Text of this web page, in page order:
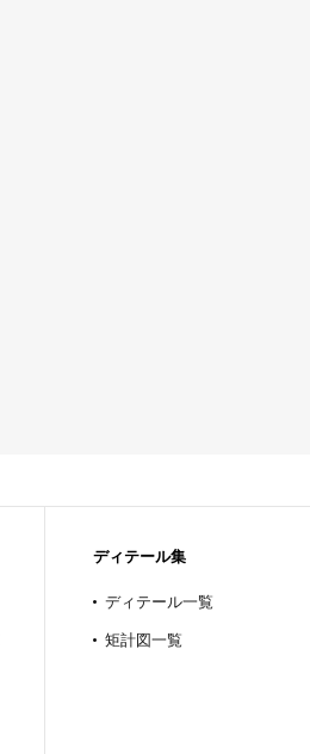
ディテール集
ディテール一覧
矩計図一覧